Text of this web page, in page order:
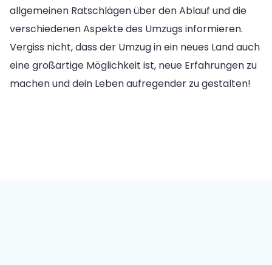
allgemeinen Ratschlägen über den Ablauf und die
verschiedenen Aspekte des Umzugs informieren.
Vergiss nicht, dass der Umzug in ein neues Land auch
eine großartige Möglichkeit ist, neue Erfahrungen zu
machen und dein Leben aufregender zu gestalten!